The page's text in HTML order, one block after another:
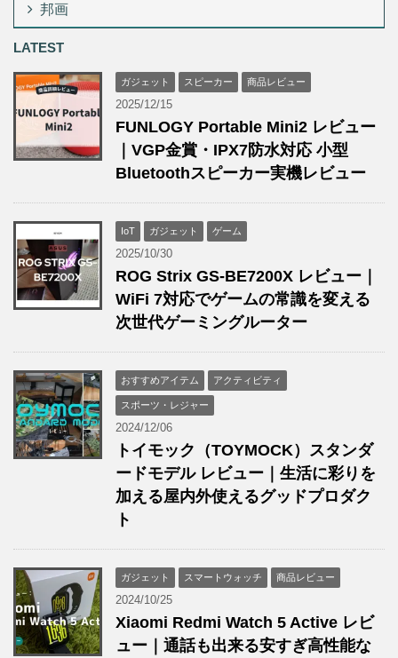
邦画
LATEST
ガジェット スピーカー 商品レビュー
2025/12/15
FUNLOGY Portable Mini2 レビュー
｜VGP金賞・IPX7防水対応 小型
Bluetoothスピーカー実機レビュー
IoT ガジェット ゲーム
2025/10/30
ROG Strix GS-BE7200X レビュー｜
WiFi 7対応でゲームの常識を変える
次世代ゲーミングルーター
おすすめアイテム アクティビティ
スポーツ・レジャー
2024/12/06
トイモック（TOYMOCK）スタンダ
ードモデル レビュー｜生活に彩りを
加える屋内外使えるグッドプロダク
ト
ガジェット スマートウォッチ 商品レビュー
2024/10/25
Xiaomi Redmi Watch 5 Active レビ
ュー｜通話も出来る安すぎ高性能な